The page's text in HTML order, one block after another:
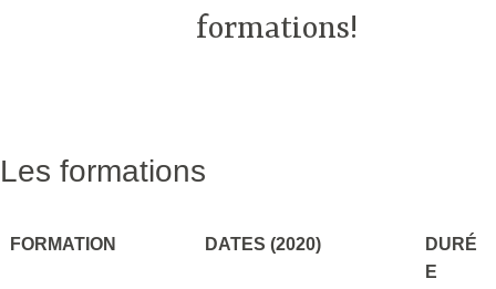
formations!
Les formations
FORMATION DATES (2020)
DURÉ
E